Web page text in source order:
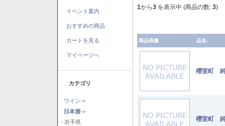
イベント案内
おすすめの商品
カートを見る
マイページへ
カテゴリ
ワイン->
日本酒->
- 岩手県
1から3 を表示中 (商品の数: 3)
商品画像 品名-
櫻室町
櫻室町